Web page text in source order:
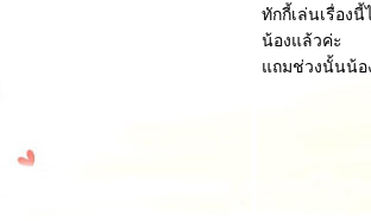
ทักกี้เล่นเรื่อง
น้องแล้วค่ะ
ถมช่วงนั้นน้อง